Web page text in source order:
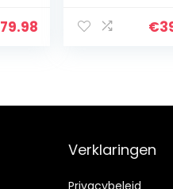
79.98
de gootsteen,
€
Verklaringen
Privacybeleid